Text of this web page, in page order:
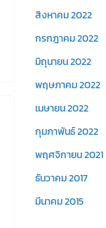
สิงหาคม 2022
กรกฎาคม 2022
มิถุนายน 2022
พฤษภาคม 2022
เมษายน 2022
กุมภาพันธ์ 2022
พฤศจิกายน 2021
ธันวาคม 2017
มีนาคม 2015